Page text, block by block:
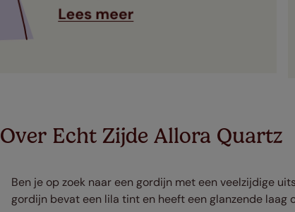
Over Echt Zijde Allora Quartz
Ben je op zoek naar een gordijn met een veelzijdige
gordijn bevat een lila tint en heeft een glanzende laag